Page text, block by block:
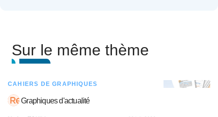
Sur le même thème
CAHIERS DE GRAPHIQUES
Graphiques d'actualité